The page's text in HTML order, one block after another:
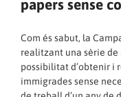
papers sense
Com és sabut, la
realitzant una sèrie
possibilitat d’obtenir i
immigrades sense